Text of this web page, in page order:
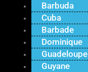
Barbuda
Cuba
Barbade
Dominique
Guadeloupe
Guyane